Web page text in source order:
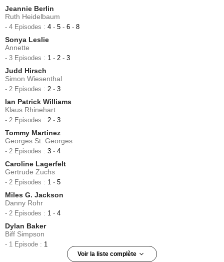
Jeannie Berlin
Ruth Heidelbaum
- 4 Episodes : 4 - 5 - 6 - 8
Sonya Leslie
Annette
- 3 Episodes : 1 - 2 - 3
Judd Hirsch
Simon Wiesenthal
- 2 Episodes : 2 - 3
Ian Patrick Williams
Klaus Rhinehart
- 2 Episodes : 2 - 3
Tommy Martinez
Georges St. Georges
- 2 Episodes : 3 - 4
Caroline Lagerfelt
Gertrude Zuchs
- 2 Episodes : 1 - 5
Miles G. Jackson
Danny Rohr
- 2 Episodes : 1 - 4
Dylan Baker
Biff Simpson
- 1 Episode : 1
Voir la liste complète